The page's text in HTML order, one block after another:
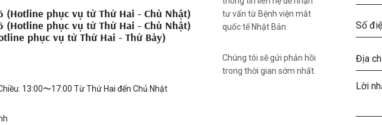
(Hotline phục vụ từ Thứ Hai - Chủ Nhật)
(Hotline phục vụ từ Thứ Hai - Chủ Nhật)
phục vụ từ Thứ Hai - Thứ Bảy)
13:00〜17:00 Từ Thứ Hai đến Chủ Nhật
tư vấn từ Bệnh viện mắt
quốc tế Nhật Bản.
Chúng tôi sẽ gửi phản hồi
trong thời gian sớm nhất.